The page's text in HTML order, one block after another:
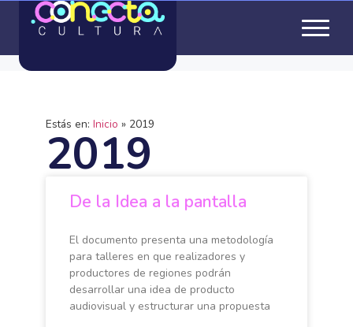
Estás en: Inicio » 2019
2019
De la Idea a la pantalla
El documento presenta una metodología
para talleres en que realizadores y
productores de regiones podrán
desarrollar una idea de producto
audiovisual y estructurar una propuesta